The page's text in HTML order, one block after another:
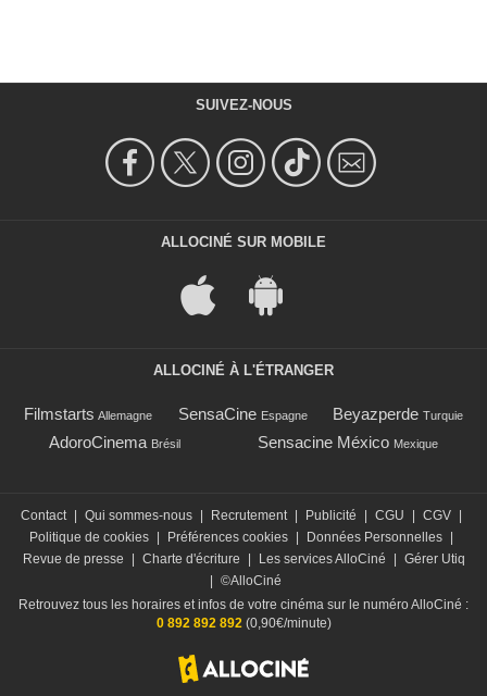
SUIVEZ-NOUS
ALLOCINÉ SUR MOBILE
ALLOCINÉ À L'ÉTRANGER
Filmstarts Allemagne SensaCine Espagne Beyazperde Turquie
AdoroCinema Brésil Sensacine México Mexique
Contact Qui sommes-nous Recrutement Publicité CGU CGV
Politique de cookies
Préférences cookies Données Personnelles
Revue de presse
Charte d'écriture Les services AlloCiné
Gérer Utiq
©AlloCiné
Retrouvez tous les horaires et infos de votre cinéma sur le numéro AlloCiné :
0 892 892 892(0,90€/minute)